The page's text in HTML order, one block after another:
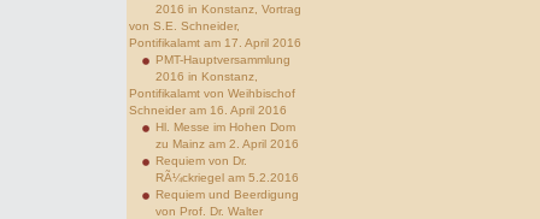
2016 in Konstanz, Vortrag
von S.E. Schneider,
Pontifikalamt am 17. April 2016
PMT-Hauptversammlung
2016 in Konstanz,
Pontifikalamt von Weihbischof
Schneider am 16. April 2016
Hl. Messe im Hohen Dom
zu Mainz am 2. April 2016
Requiem von Dr.
RÃ¼ckriegel am 5.2.2016
Requiem und Beerdigung
von Prof. Dr. Walter